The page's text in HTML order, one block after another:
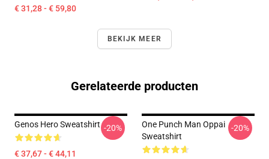
€ 31,28 - € 59,80
BEKIJK MEER
Gerelateerde producten
Genos Hero Sweatshirt
€ 37,67 - € 44,11
-20%
One Punch Man Oppai
Sweatshirt
-20%